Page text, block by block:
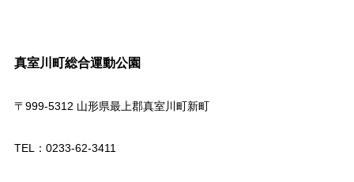
真室川町総合運動公園
〒999-5312 山形県最上郡真室川町新町
TEL：0233-62-3411